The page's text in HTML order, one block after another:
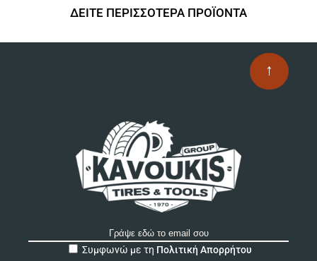
ΔΕΙΤΕ ΠΕΡΙΣΣΟΤΕΡΑ ΠΡΟΪΟΝΤΑ
↑
Συμφωνώ με τη Πολιτική Απορρήτου